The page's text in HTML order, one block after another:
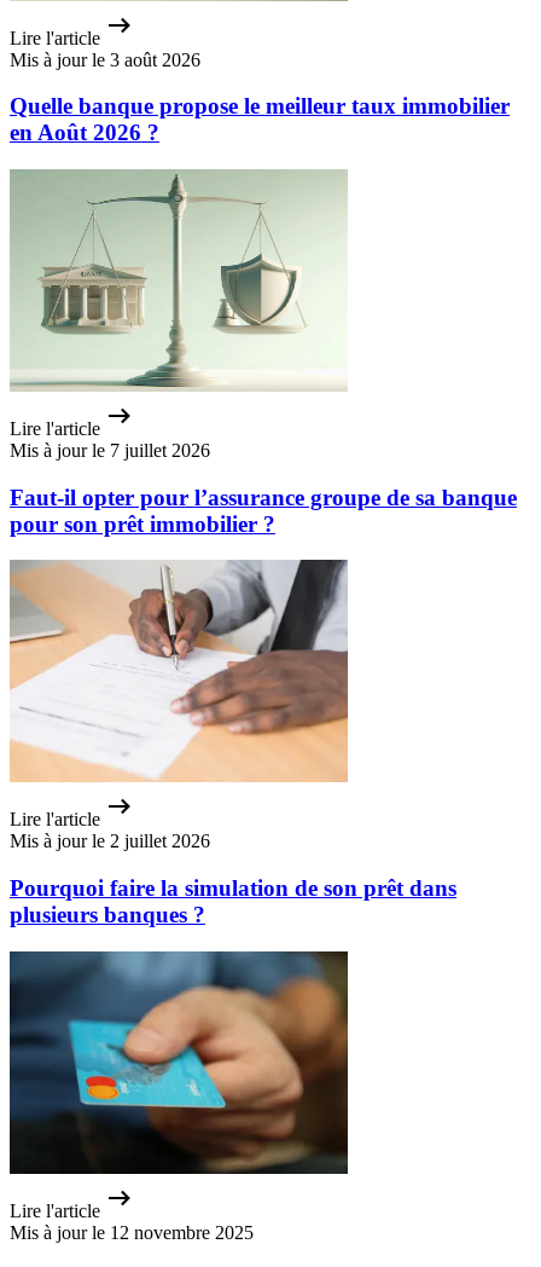
Lire l'article
Mis à jour le 3 août 2026
Quelle banque propose le meilleur taux immobilier
en Août 2026 ?
Lire l'article
Mis à jour le 7 juillet 2026
Faut-il opter pour l’assurance groupe de sa banque
pour son prêt immobilier ?
Lire l'article
Mis à jour le 2 juillet 2026
Pourquoi faire la simulation de son prêt dans
plusieurs banques ?
Lire l'article
Mis à jour le 12 novembre 2025